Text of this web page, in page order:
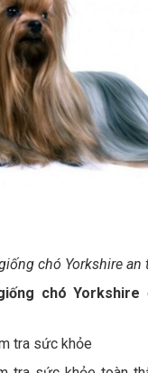
chó Yorkshire an
chó Yorkshire
tra sức khỏe